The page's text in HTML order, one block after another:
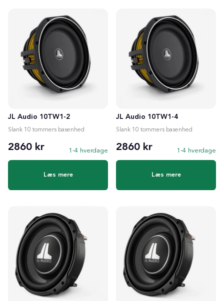
JL Audio 10TW1-2
Slank 10 tommers basenhed
2860 kr 1-4 hverdage
Læs mere
JL Audio 10TW1-4
Slank 10 tommers basenhed
2860 kr 1-4 hverdage
Læs mere